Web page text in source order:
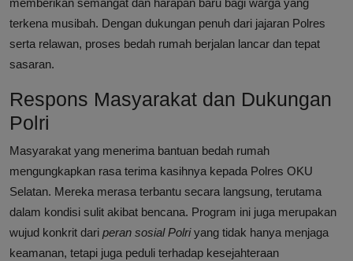
memberikan semangat dan harapan baru bagi warga yang
terkena musibah. Dengan dukungan penuh dari jajaran Polres
serta relawan, proses bedah rumah berjalan lancar dan tepat
sasaran.
Respons Masyarakat dan Dukungan
Polri
Masyarakat yang menerima bantuan bedah rumah
mengungkapkan rasa terima kasihnya kepada Polres OKU
Selatan. Mereka merasa terbantu secara langsung, terutama
dalam kondisi sulit akibat bencana. Program ini juga merupakan
wujud konkrit dari peran sosial Polriyang tidak hanya menjaga
keamanan, tetapi juga peduli terhadap kesejahteraan